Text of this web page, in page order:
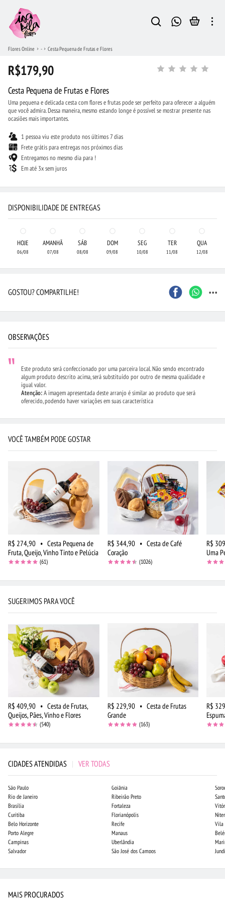
Flores Online - Cesta Pequena de Frutas e Flores
R$179,90
Cesta Pequena de Frutas e Flores
Uma pequena e delicada cesta com flores e frutas pode ser perfeito para oferecer a alguém
que você admira. Dessa maneira, mesmo estando longe é possível se mostrar presente nas
ocasiões mais importantes.
1 pessoa viu este produto nos últimos 7 dias
Frete grátis para entregas nos próximos dias
Entregamos no mesmo dia para !
Em até 3x sem juros
DISPONIBILIDADE DE ENTREGAS
HOJE
06/08
AMANHÃ
07/08
SÁB
08/08
DOM
09/08
SEG
10/08
TER
11/08
QUA
12/08
GOSTOU? COMPARTILHE! ...
OBSERVAÇÕES
Este produto será confeccionado por uma parceira local. Não sendo encontrado
algum produto descrito acima, será substituído por outro de mesma qualidade e
igual valor.
Atenção:A imagem apresentada deste arranjo é similar ao produto que será
oferecido, podendo haver variações em suas característica
VOCÊ TAMBÉM PODE GOSTAR
R$ 274,90 • Cesta Pequena de
Fruta, Queijo, Vinho Tinto e Pelúcia
(61)
R$ 344,90 • Cesta de Café
Coração
(1026)
R$
Uma
SUGERIMOS PARA VOCÊ
R$ 409,90 • Cesta de Frutas,
Queijos, Pães, Vinho e Flores
(540)
R$ 229,90 • Cesta de Frutas
Grande
(163)
R$
CIDADES ATENDIDAS | VER TODAS
São Paulo
Rio de Janeiro
Brasília
Curitiba
Belo Horizonte
Porto Alegre
Campinas
Salvador
Goiânia
Ribeirão Preto
Fortaleza
Florianópolis
Recife
Manaus
Uberlândia
São José dos Campos
Vila
MAIS PROCURADOS